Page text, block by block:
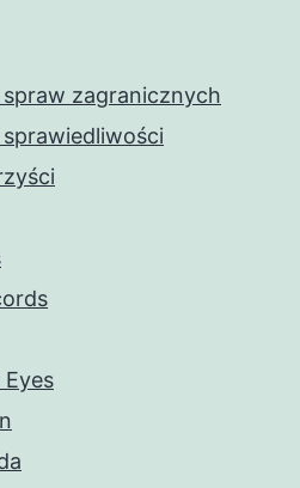
zagranicznych